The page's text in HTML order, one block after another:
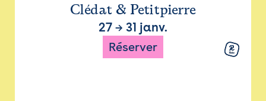
Clédat & Petitpierre
27 → 31 janv.
Réserver